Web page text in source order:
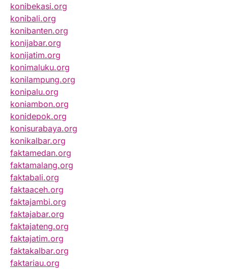
konibekasi.org
konibali.org
konibanten.org
konijabar.org
konijatim.org
konimaluku.org
konilampung.org
konipalu.org
koniambon.org
konidepok.org
konisurabaya.org
konikalbar.org
faktamedan.org
faktamalang.org
faktabali.org
faktaaceh.org
faktajambi.org
faktajabar.org
faktajateng.org
faktajatim.org
faktakalbar.org
faktariau.org